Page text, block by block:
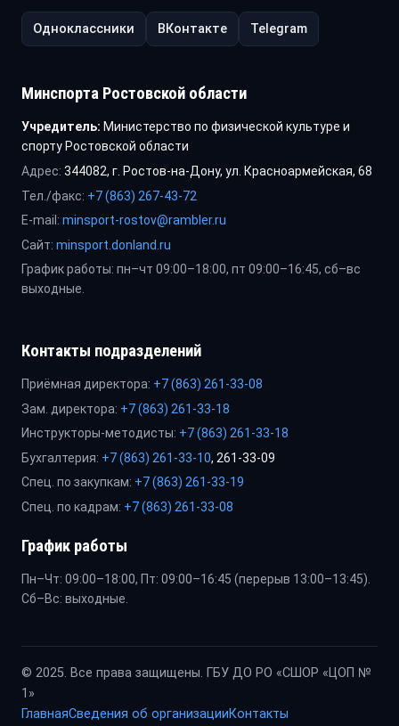
Одноклассники ВКонтакте Telegram
Минспорта Ростовской области
Учредитель: Министерство по физической культуре и
спорту Ростовской области
Адрес: 344082, г. Ростов-на-Дону, ул. Красноармейская, 68
Тел./факс: +7 (863) 267-43-72
E-mail: minsport-rostov@rambler.ru
Сайт: minsport.donland.ru
График работы: пн–чт 09:00–18:00, пт 09:00–16:45, сб–вс
выходные.
Контакты подразделений
Приёмная директора: +7 (863) 261-33-08
Зам. директора: +7 (863) 261-33-18
Инструкторы-методисты: +7 (863) 261-33-18
Бухгалтерия: +7 (863) 261-33-10, 261-33-09
Спец. по закупкам: +7 (863) 261-33-19
Спец. по кадрам: +7 (863) 261-33-08
График работы
Пн–Чт: 09:00–18:00, Пт: 09:00–16:45 (перерыв 13:00–13:45).
Сб–Вс: выходные.
© 2025. Все права защищены. ГБУ ДО РО «СШОР «ЦОП №
1»
ГлавнаяСведения об организацииКонтакты